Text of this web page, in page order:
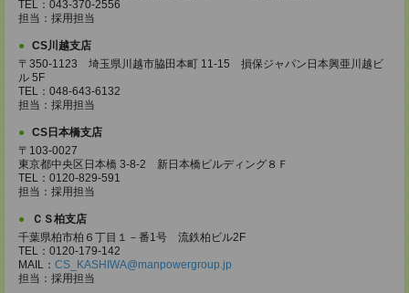
TEL：043-370-2556
担当：採用担当
CS川越支店
〒350-1123 埼玉県川越市脇田本町 11-15 損保ジャパン日本興亜川越ビ
ル 5F
TEL：048-643-6132
担当：採用担当
CS日本橋支店
〒103-0027
東京都中央区日本橋 3-8-2 新日本橋ビルディング８Ｆ
TEL：0120-829-591
担当：採用担当
ＣＳ柏支店
千葉県柏市柏６丁目１－番1号 流鉄柏ビル2F
TEL：0120-179-142
MAIL： CS_KASHIWA@manpowergroup.jp
担当：採用担当